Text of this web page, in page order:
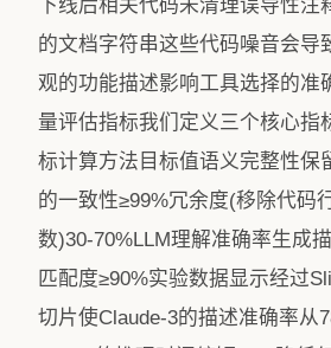
下线后相关代码未清理误导性注
的文档字符串这些代码噪音会导
观的功能描述影响工具选择的准
量评估指标我们定义三个核心指
标计算方法目标值语义完整性保
的一致性≥99%冗余度(移除代码
数)30-70%LLM理解准确率生成
匹配度≥90%实验数据显示经过
切片使Claude-3的描述准确率从